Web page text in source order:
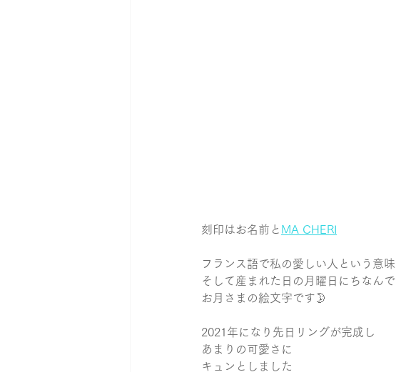
刻印はお名前と MA CHERI
フランス語で私の愛しい人という意味
そして産まれた日の月曜日にちなんで
お月さまの絵文字です🌛
2021年になり先日リングが完成し
あまりの可愛さに
キュンとしました